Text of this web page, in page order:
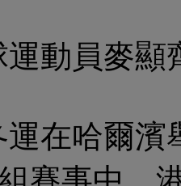
動員麥顯
運在哈爾濱